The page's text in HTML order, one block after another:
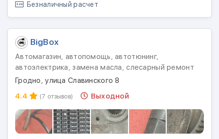
Безналичный расчет
BigBox
Автомагазин, автопомощь, автотюнинг,
автоэлектрика, замена масла, слесарный ремонт
Гродно, улица Славинского 8
4.4
(7 отзывов) Выходной